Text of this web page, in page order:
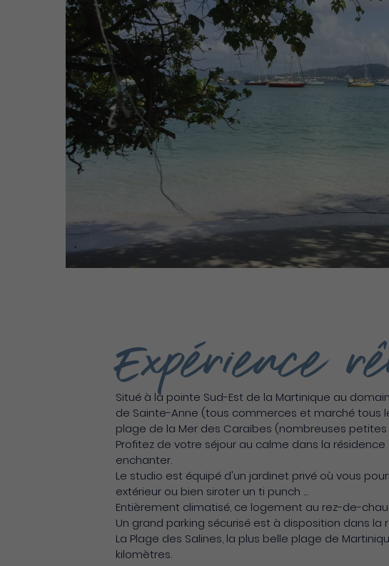
Expérience
Situé à la pointe Sud-Est de la Martinique au
de Sainte-Anne (tous commerces et marché tous
plage de la Mer des Caraïbes (nombreuses petites
Profitez de votre séjour au calme dans la
enchanter.
Le studio est équipé d'un jardinet privé où vous
extérieur ou bien siroter un ti punch ...
Entièrement climatisé, ce logement au rez-de-
Un grand parking sécurisé est à disposition dans la
La Plage des Salines, la plus belle plage de
kilomètres.